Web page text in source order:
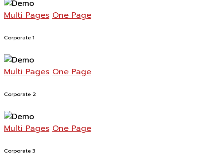
Multi Pages One Page
Corporate 1
Multi Pages One Page
Corporate 2
Multi Pages One Page
Corporate 3